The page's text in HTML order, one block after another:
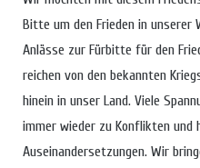
Bitte um den Frieden in unserer
Anlässe zur Fürbitte für den
reichen von den bekannten
hinein in unser Land. Viele
immer wieder zu Konflikten und
Auseinandersetzungen. Wir